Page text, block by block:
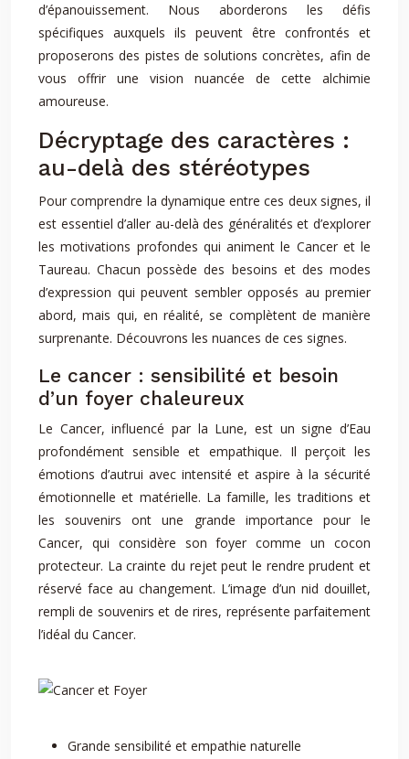
d’épanouissement. Nous aborderons les défis
spécifiques auxquels ils peuvent être confrontés et
proposerons des pistes de solutions concrètes, afin de
vous offrir une vision nuancée de cette alchimie
amoureuse.
Décryptage des caractères :
au-delà des stéréotypes
Pour comprendre la dynamique entre ces deux signes, il
est essentiel d’aller au-delà des généralités et d’explorer
les motivations profondes qui animent le Cancer et le
Taureau. Chacun possède des besoins et des modes
d’expression qui peuvent sembler opposés au premier
abord, mais qui, en réalité, se complètent de manière
surprenante. Découvrons les nuances de ces signes.
Le cancer : sensibilité et besoin
d’un foyer chaleureux
Le Cancer, influencé par la Lune, est un signe d’Eau
profondément sensible et empathique. Il perçoit les
émotions d’autrui avec intensité et aspire à la sécurité
émotionnelle et matérielle. La famille, les traditions et
les souvenirs ont une grande importance pour le
Cancer, qui considère son foyer comme un cocon
protecteur. La crainte du rejet peut le rendre prudent et
réservé face au changement. L’image d’un nid douillet,
rempli de souvenirs et de rires, représente parfaitement
l’idéal du Cancer.
Grande sensibilité et empathie naturelle